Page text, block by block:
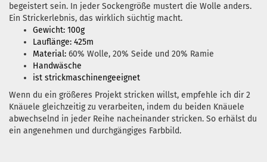
begeistert sein. In jeder Sockengröße mustert die Wolle anders.
Ein Strickerlebnis, das wirklich süchtig macht.
Gewicht: 100g
Lauflänge: 425m
Material: 60% Wolle, 20% Seide und 20% Ramie
Handwäsche
ist strickmaschinengeeignet
Wenn du ein größeres Projekt stricken willst, empfehle ich dir 2
Knäuele gleichzeitig zu verarbeiten, indem du beiden Knäuele
abwechselnd in jeder Reihe nacheinander stricken. So erhälst du
ein angenehmen und durchgängiges Farbbild.